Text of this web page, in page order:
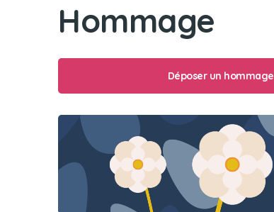
Hommage
Déposer un hommage